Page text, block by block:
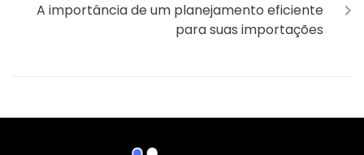
A importância de um planejamento eficiente
para suas importações